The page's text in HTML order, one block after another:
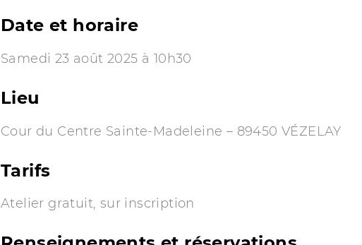
Date et horaire
Samedi 23 août 2025 à 10h30
Lieu
Cour du Centre Sainte-Madeleine – 89450 VÉZELAY
Tarifs
Atelier gratuit, sur inscription